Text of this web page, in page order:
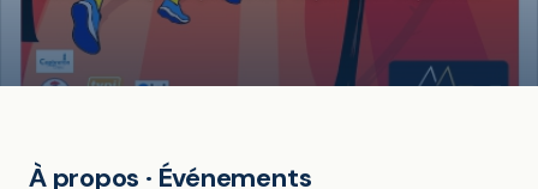
À propos · Événements